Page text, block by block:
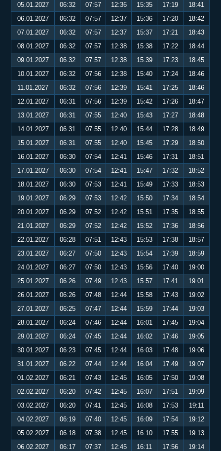
05.01.2027
06:32 07:57 12:36 15:35 17:19
18:41
06.01.2027
06:32 07:57 12:37 15:36 17:20
18:42
07.01.2027
06:32 07:57 12:37 15:37 17:21
18:43
08.01.2027
06:32 07:57 12:38 15:38 17:22
18:44
09.01.2027
06:32 07:57 12:38 15:39 17:23
18:45
10.01.2027
06:32 07:56 12:38 15:40 17:24
18:46
11.01.2027
06:32 07:56 12:39 15:41 17:25
18:46
12.01.2027
06:31 07:56 12:39 15:42 17:26
18:47
13.01.2027
06:31 07:55 12:40 15:43 17:27
18:48
14.01.2027
06:31 07:55 12:40 15:44 17:28
18:49
15.01.2027
06:31 07:55 12:40 15:45 17:29
18:50
16.01.2027
06:30 07:54 12:41 15:46 17:31
18:51
17.01.2027
06:30 07:54 12:41 15:47 17:32
18:52
18.01.2027
06:30 07:53 12:41 15:49 17:33
18:53
19.01.2027
06:29 07:53 12:42 15:50 17:34
18:54
20.01.2027
06:29 07:52 12:42 15:51 17:35
18:55
21.01.2027
06:29 07:52 12:42 15:52 17:36
18:56
22.01.2027
06:28 07:51 12:43 15:53 17:38
18:57
23.01.2027
06:27 07:50 12:43 15:54 17:39
18:59
24.01.2027
06:27 07:50 12:43 15:56 17:40
19:00
25.01.2027
06:26 07:49 12:43 15:57 17:41
19:01
26.01.2027
06:26 07:48 12:44 15:58 17:43
19:02
27.01.2027
06:25 07:47 12:44 15:59 17:44
19:03
28.01.2027
06:24 07:46 12:44 16:01 17:45
19:04
29.01.2027
06:24 07:45 12:44 16:02 17:46
19:05
30.01.2027
06:23 07:45 12:44 16:03 17:48
19:06
31.01.2027
06:22 07:44 12:44 16:04 17:49
19:07
01.02.2027
06:21 07:43 12:45 16:05 17:50
19:08
02.02.2027
06:20 07:42 12:45 16:07 17:51
19:09
03.02.2027
06:20 07:41 12:45 16:08 17:53
19:11
04.02.2027
06:19 07:40 12:45 16:09 17:54
19:12
05.02.2027
06:18 07:38 12:45 16:10 17:55
19:13
06.02.2027
06:17 07:37 12:45 16:11 17:56
19:14